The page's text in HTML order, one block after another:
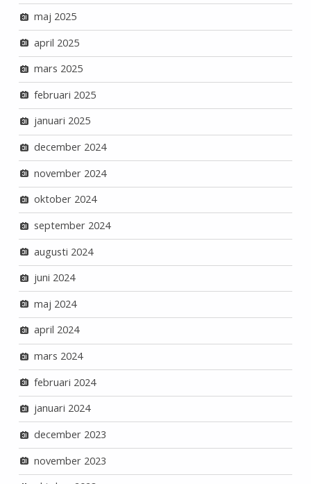
maj 2025
april 2025
mars 2025
februari 2025
januari 2025
december 2024
november 2024
oktober 2024
september 2024
augusti 2024
juni 2024
maj 2024
april 2024
mars 2024
februari 2024
januari 2024
december 2023
november 2023